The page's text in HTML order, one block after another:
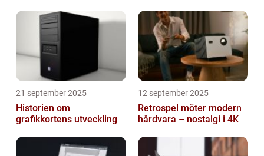
21 september 2025
Historien om
grafikkortens utveckling
12 september 2025
Retrospel möter modern
hårdvara – nostalgi i 4K